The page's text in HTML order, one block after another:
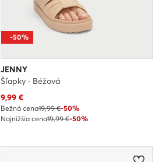
-50%
JENNY
Šľapky · Béžová
Aktuálna cena
9,99€
Bežná cena19,99 €-50%
Najnižšia cena19,99 €-50%